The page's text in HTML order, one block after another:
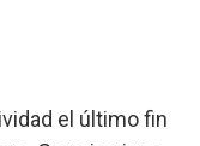
el último fin